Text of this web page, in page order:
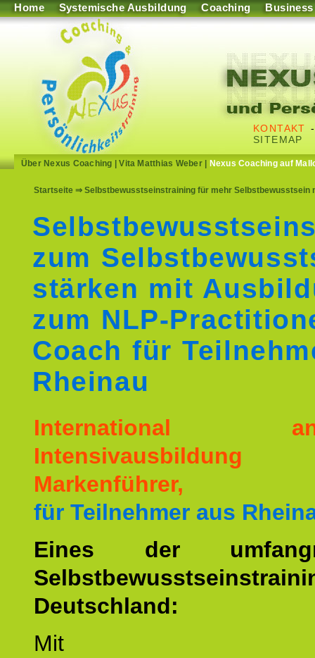
Home Systemische Ausbildung Coaching Business
KONTAKT
SITEMAP
Über Nexus Coaching |Vita Matthias Weber| Nexus Coaching auf
Startseite ⇒ Selbstbewusstseinstraining für mehr Selbstbewusstsein
zum
stärken mit
zum NLP-
Coach für
Rheinau
International
Markenführer,
für Teilnehmer aus
Eines der
Deutschland:
Mit